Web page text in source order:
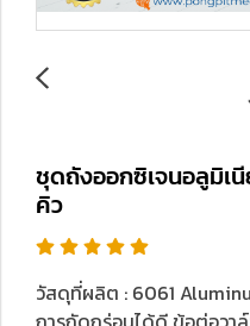
ชุดถังออกซิเจนอลูมิเ
คิว
วัสดุที่ผลิต : 6061